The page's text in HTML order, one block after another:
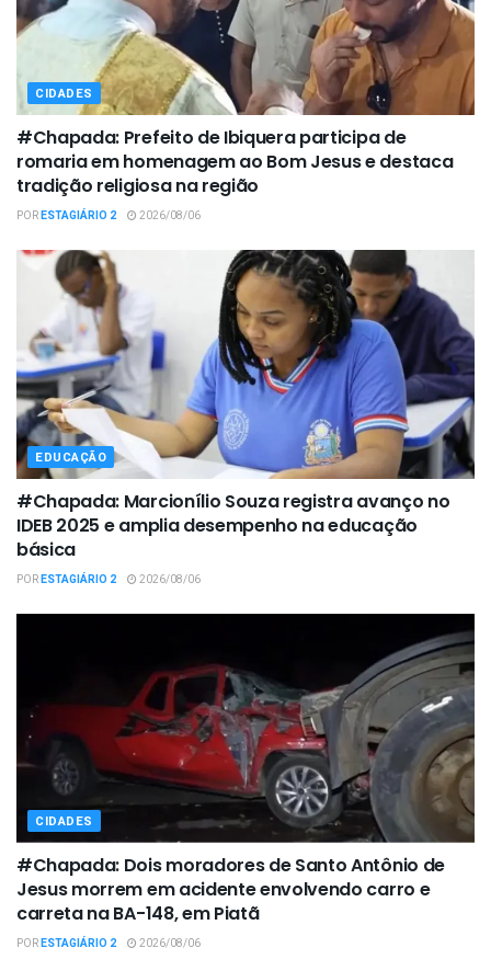
CIDADES
#Chapada: Prefeito de Ibiquera participa de
romaria em homenagem ao Bom Jesus e destaca
tradição religiosa na região
PORESTAGIÁRIO 2 2026/08/06
EDUCAÇÃO
#Chapada: Marcionílio Souza registra avanço no
IDEB 2025 e amplia desempenho na educação
básica
PORESTAGIÁRIO 2 2026/08/06
CIDADES
#Chapada: Dois moradores de Santo Antônio de
Jesus morrem em acidente envolvendo carro e
carreta na BA-148, em Piatã
PORESTAGIÁRIO 2 2026/08/06